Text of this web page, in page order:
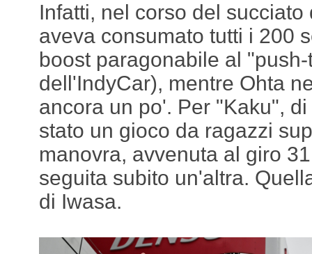
Infatti, nel corso del succiato
aveva consumato tutti i 200
boost paragonabile al
dell'IndyCar), mentre Ohta
ancora un po'. Per "Kaku",
stato un gioco da ragazzi
manovra, avvenuta al giro
seguita subito un'altra.
di Iwasa.